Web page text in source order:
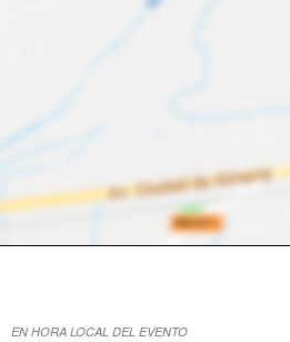
EN HORA LOCAL DEL EVENTO